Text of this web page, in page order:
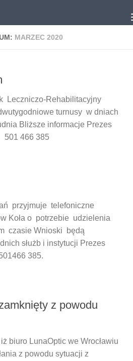
MARZEC 2020
Leczniczo-Rehabilitacyjny
turnusy w dniach
Bliższe informacje Prezes
501 466 385
przyjmuje telefoniczne
Koła o potrzebie udzielenia
czasie Wnioski będą
służb i instytucji Prezes
385.
z powodu
biuro LunaOptic we Wrocławiu
z powodu sytuacji z